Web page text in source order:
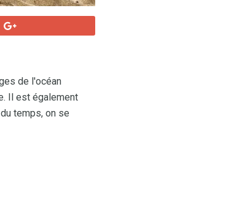
de l'océan
Il est également
temps, on se